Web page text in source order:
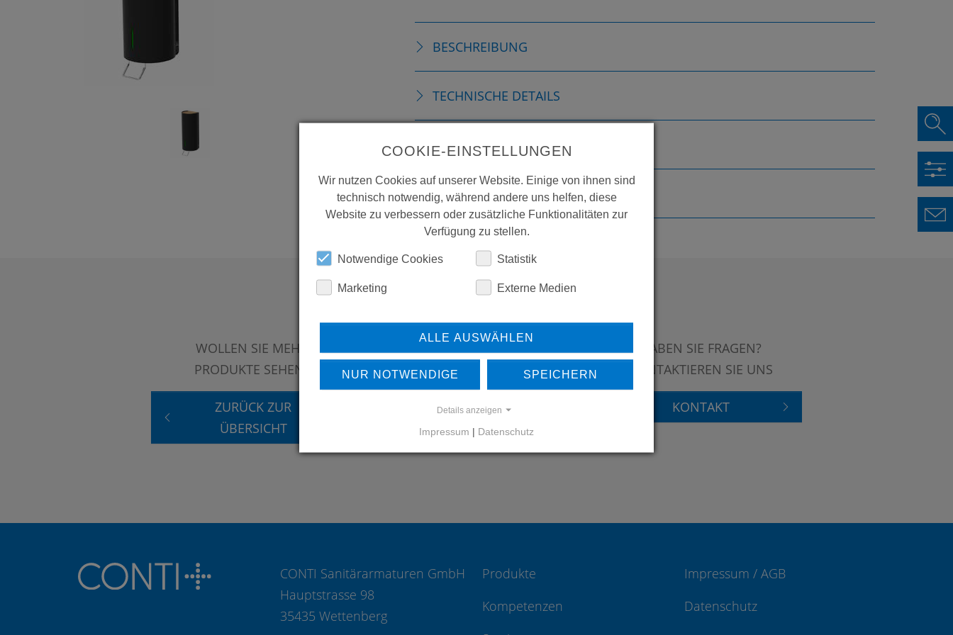
BESCHREIBUNG
TECHNISCHE DETAILS
ZUBEHÖR
DOWNLOADS
WOLLEN SIE MEHR
PRODUKTE SEHEN?
ZURÜCK ZUR
ÜBERSICHT
ERFAHREN SIE MEHR ÜBER
UNSERE REFERENZEN
REFERENZEN
HABEN SIE FRAGEN?
KONTAKTIEREN SIE UNS
KONTAKT
CONTI Sanitärarmaturen GmbH
Hauptstrasse 98
35435 Wettenberg
Produkte
Kompetenzen
Impressum / AGB
Datenschutz
COOKIE-EINSTELLUNGEN
Wir nutzen Cookies auf unserer Website. Einige von ihnen sind
technisch notwendig, während andere uns helfen, diese
Website zu verbessern oder zusätzliche Funktionalitäten zur
Verfügung zu stellen.
Notwendige Cookies Statistik
Marketing Externe Medien
ALLE AUSWÄHLEN
NUR NOTWENDIGE SPEICHERN
Details anzeigen
Impressum | Datenschutz